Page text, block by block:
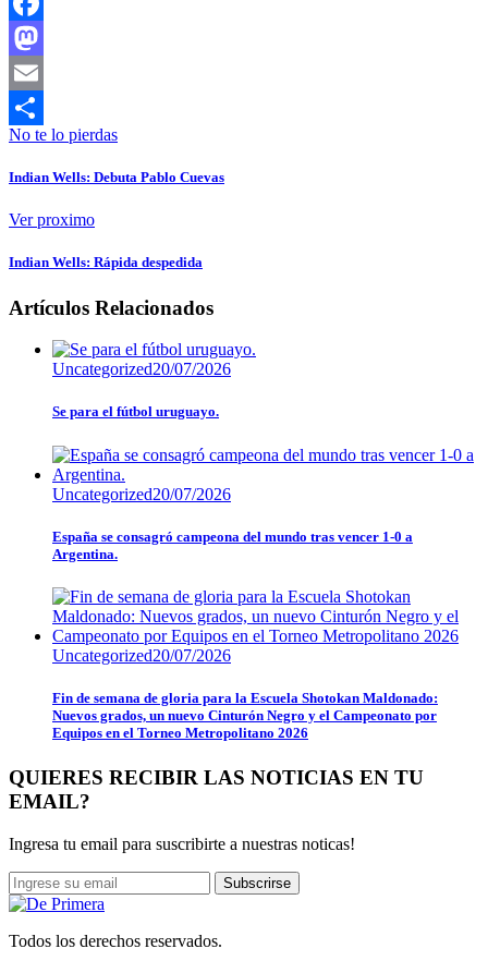
Facebook
Mastodon
Email
Compartir
No te lo pierdas
Indian Wells: Debuta Pablo Cuevas
Ver proximo
Indian Wells: Rápida despedida
Artículos Relacionados
Uncategorized20/07/2026
Se para el fútbol uruguayo.
Uncategorized20/07/2026
España se consagró campeona del mundo tras vencer 1-0 a
Argentina.
Uncategorized20/07/2026
Fin de semana de gloria para la Escuela Shotokan Maldonado:
Nuevos grados, un nuevo Cinturón Negro y el Campeonato por
Equipos en el Torneo Metropolitano 2026
QUIERES RECIBIR LAS NOTICIAS EN TU
EMAIL?
Ingresa tu email para suscribirte a nuestras noticas!
Subscrirse
Todos los derechos reservados.